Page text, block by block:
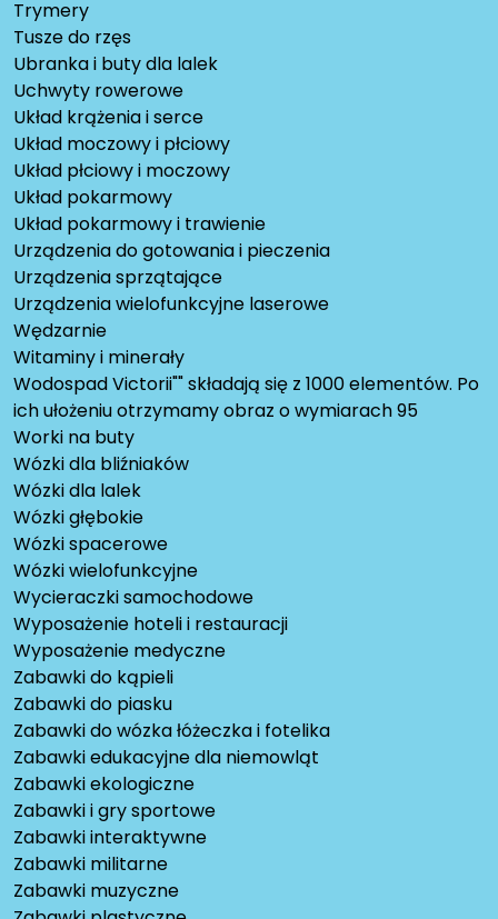
Trymery
Tusze do rzęs
Ubranka i buty dla lalek
Uchwyty rowerowe
Układ krążenia i serce
Układ moczowy i płciowy
Układ płciowy i moczowy
Układ pokarmowy
Układ pokarmowy i trawienie
Urządzenia do gotowania i pieczenia
Urządzenia sprzątające
Urządzenia wielofunkcyjne laserowe
Wędzarnie
Witaminy i minerały
Wodospad Victorii"" składają się z 1000 elementów. Po
ich ułożeniu otrzymamy obraz o wymiarach 95
Worki na buty
Wózki dla bliźniaków
Wózki dla lalek
Wózki głębokie
Wózki spacerowe
Wózki wielofunkcyjne
Wycieraczki samochodowe
Wyposażenie hoteli i restauracji
Wyposażenie medyczne
Zabawki do kąpieli
Zabawki do piasku
Zabawki do wózka łóżeczka i fotelika
Zabawki edukacyjne dla niemowląt
Zabawki ekologiczne
Zabawki i gry sportowe
Zabawki interaktywne
Zabawki militarne
Zabawki muzyczne